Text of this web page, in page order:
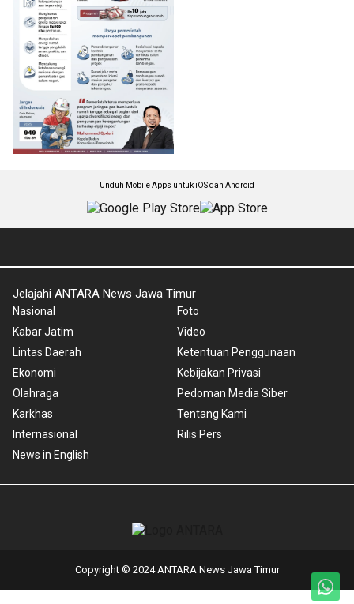
Unduh Mobile Apps untuk iOS dan Android
Jelajahi ANTARA News Jawa Timur
Nasional
Kabar Jatim
Lintas Daerah
Ekonomi
Olahraga
Karkhas
Internasional
News in English
Foto
Video
Ketentuan Penggunaan
Kebijakan Privasi
Pedoman Media Siber
Tentang Kami
Rilis Pers
Copyright © 2024 ANTARA News Jawa Timur